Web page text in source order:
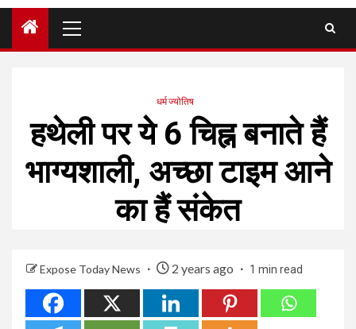
Menu
धर्म ज्योतिष
हथेली पर ये 6 चिह्न बनाते हैं
भाग्यशाली, अच्छा टाइम आने
का हैं संकेत
Expose Today News 2 years ago 1 min read